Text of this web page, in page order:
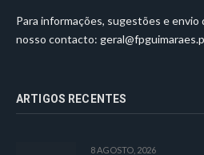
Para informações, sugestões e
nosso contacto:
ARTIGOS RECENTES
8 AGOSTO, 2026